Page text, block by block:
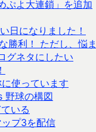
ぷよ大連鎖」を追加
日になりました！
勝利！ ただし、悩
グネタにしたい
使っています
野球の構図
いる
プ3を配信